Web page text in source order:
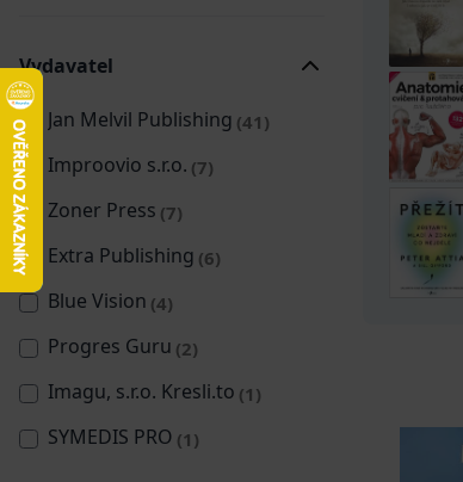
Vydavatel
Jan Melvil Publishing (41)
Improovio s.r.o. (7)
Zoner Press (7)
Extra Publishing (6)
Blue Vision (4)
Progres Guru (2)
Imagu, s.r.o. Kresli.to (1)
SYMEDIS PRO (1)